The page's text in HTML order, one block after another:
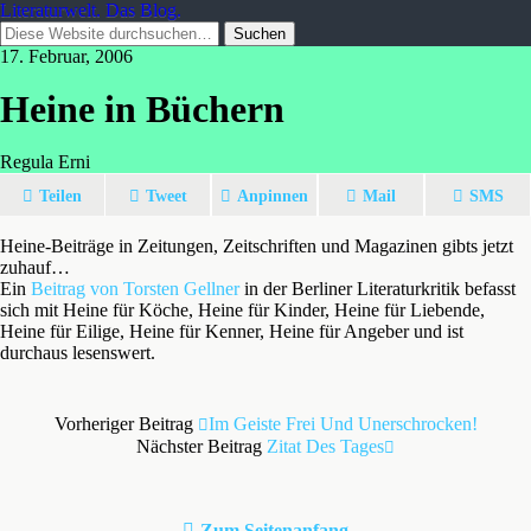
Literaturwelt. Das Blog.
17. Februar, 2006
Heine in Büchern
Regula Erni
Teilen Tweet Anpinnen Mail SMS
Heine-Beiträge in Zeitungen, Zeitschriften und Magazinen gibts jetzt
zuhauf…
Ein Beitrag von Torsten Gellnerin der Berliner Literaturkritik befasst
sich mit Heine für Köche, Heine für Kinder, Heine für Liebende,
Heine für Eilige, Heine für Kenner, Heine für Angeber und ist
durchaus lesenswert.
Vorheriger Beitrag
Im Geiste Frei Und Unerschrocken!
Nächster Beitrag Zitat Des Tages